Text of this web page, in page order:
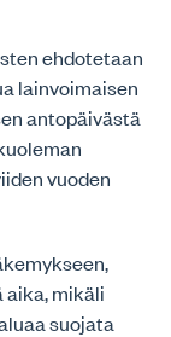
ehdotetaan
lainvoimaisen
antopäivästä
vuoden
aika, mikäli
suojata